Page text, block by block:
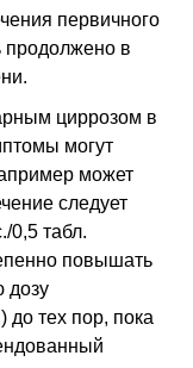
первичного
продолжено в
циррозом в
могут
может
следует
0,5 табл.
повышать
дозу
до тех пор, пока